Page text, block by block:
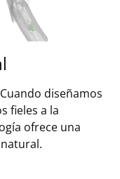
diseñamos
fieles a la
ofrece una